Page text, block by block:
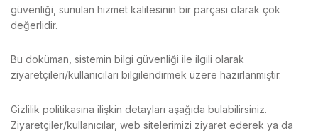
güvenliği, sunulan hizmet kalitesinin bir parçası olarak çok
değerlidir.
Bu doküman, sistemin bilgi güvenliği ile ilgili olarak
ziyaretçileri/kullanıcıları bilgilendirmek üzere hazırlanmıştır.
Gizlilik politikasına ilişkin detayları aşağıda bulabilirsiniz.
Ziyaretçiler/kullanıcılar, web sitelerimizi ziyaret ederek ya da